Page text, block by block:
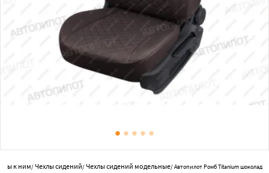
к ним/Чехлы сидений/Чехлы сидений модельные/Автопилот Ромб Titanium шоколад